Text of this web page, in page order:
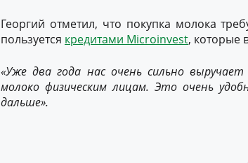
Георгий отметил, что покупка молока
пользуется кредитами Microinvest, которые
«Уже два года нас очень сильно выручает
молоко физическим лицам. Это очень
дальше».